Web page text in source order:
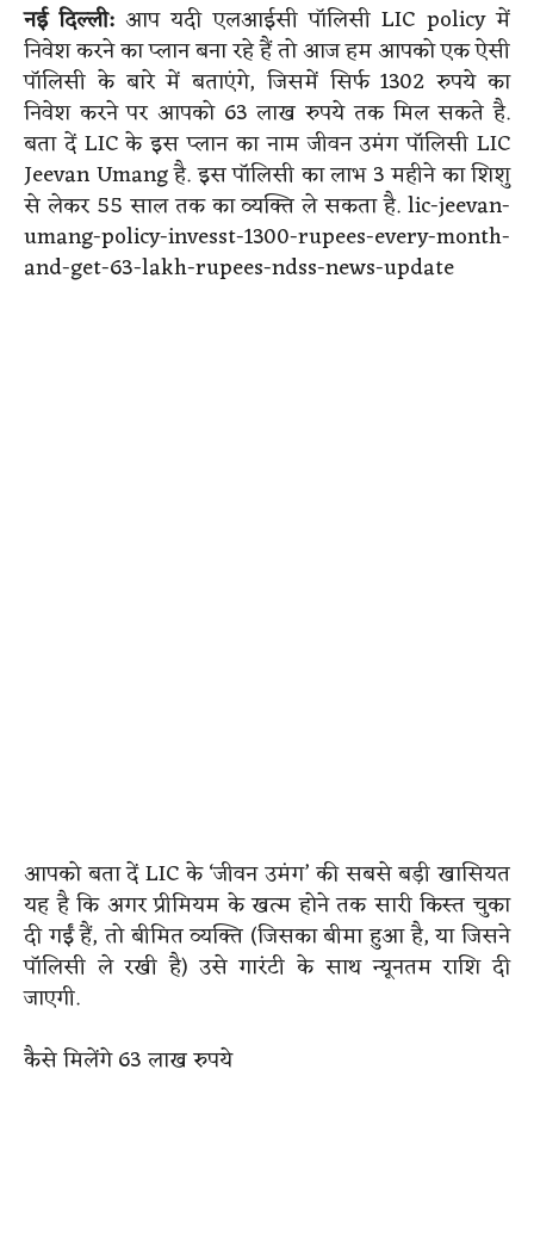
नई द‍िल्‍ली:आप यदी एलआईसी पॉलिसी LIC policy में
निवेश करने का प्लान बना रहे हैं तो आज हम आपको एक ऐसी
पॉलिसी के बारे में बताएंगे, जिसमें सिर्फ 1302 रुपये का
निवेश करने पर आपको 63 लाख रुपये तक मिल सकते है.
बता दें LIC के इस प्लान का नाम जीवन उमंग पॉलिसी LIC
Jeevan Umang है. इस पॉलिसी का लाभ 3 महीने का शिशु
से लेकर 55 साल तक का व्यक्ति ले सकता है. lic-jeevan-
umang-policy-invesst-1300-rupees-every-month-
and-get-63-lakh-rupees-ndss-news-update
आपको बता दें LIC के ‘जीवन उमंग’ की सबसे बड़ी खासियत
यह है कि अगर प्रीमियम के खत्म होने तक सारी किस्त चुका
दी गईं हैं, तो बीमित व्यक्ति (जिसका बीमा हुआ है, या जिसने
पॉलिसी ले रखी है) उसे गारंटी के साथ न्यूनतम राशि दी
जाएगी.
कैसे मिलेंगे 63 लाख रुपये